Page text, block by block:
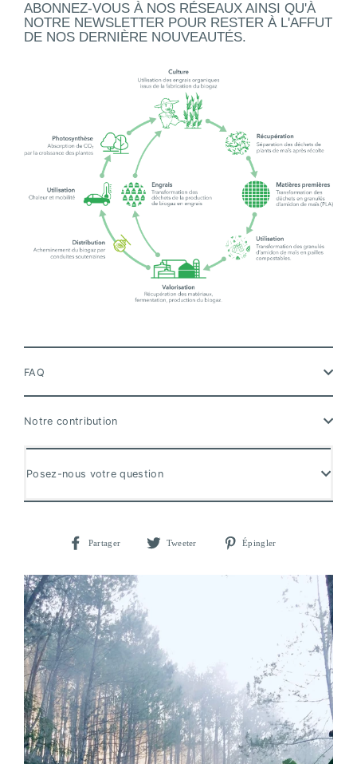
ABONNEZ-VOUS À NOS RÉSEAUX AINSI QU'À
NOTRE NEWSLETTER POUR RESTER À L'AFFUT
DE NOS DERNIÈRE NOUVEAUTÉS.
FAQ
Notre contribution
Posez-nous votre question
Partager
Partager
Tweeter
Tweeter
Épingler